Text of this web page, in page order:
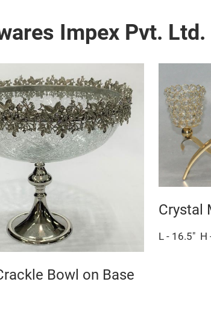
Impex Pvt. Ltd.
Bowl on Base
Crystal
L - 16.5" H